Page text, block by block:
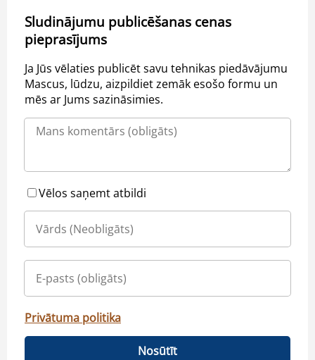
Sludinājumu publicēšanas cenas
pieprasījums
Ja Jūs vēlaties publicēt savu tehnikas piedāvājumu
Mascus, lūdzu, aizpildiet zemāk esošo formu un
mēs ar Jums sazināsimies.
Vēlos saņemt atbildi
Privātuma politika
Nosūtīt